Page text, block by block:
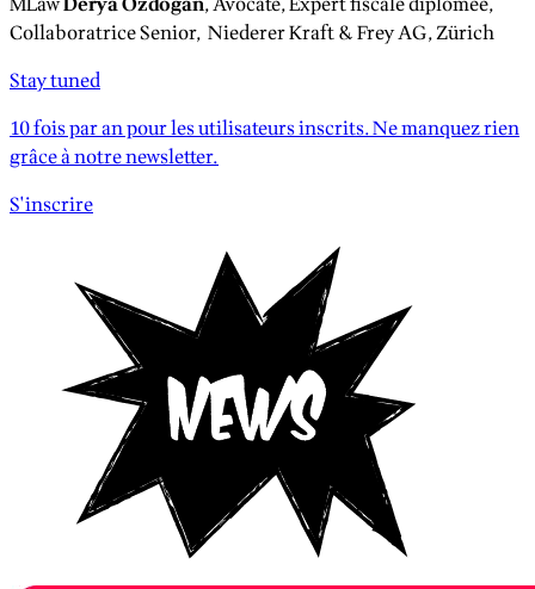
Collaboratrice Senior, Niederer Kraft & Frey AG, Zürich
Stay tuned
10 fois par an pour les utilisateurs inscrits. Ne manquez rien
grâce à notre newsletter.
S'inscrire